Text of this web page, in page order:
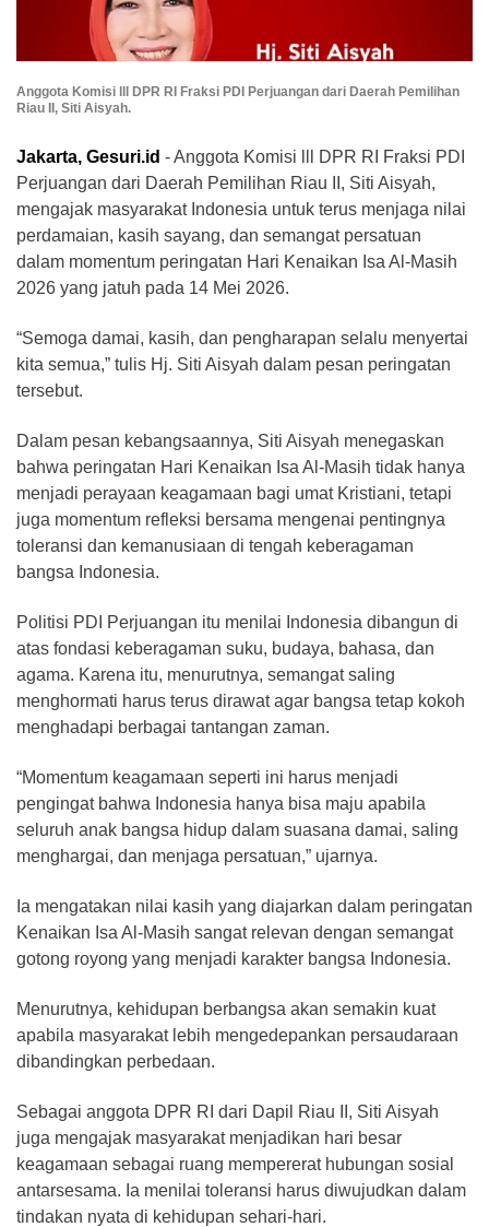
Anggota Komisi lll DPR RI Fraksi PDI Perjuangan dari Daerah Pemilihan
Riau II, Siti Aisyah.
Jakarta, Gesuri.id - Anggota Komisi lll DPR RI Fraksi PDI
Perjuangan dari Daerah Pemilihan Riau II, Siti Aisyah,
mengajak masyarakat Indonesia untuk terus menjaga nilai
perdamaian, kasih sayang, dan semangat persatuan
dalam momentum peringatan Hari Kenaikan Isa Al-Masih
2026 yang jatuh pada 14 Mei 2026.
“Semoga damai, kasih, dan pengharapan selalu menyertai
kita semua,” tulis Hj. Siti Aisyah dalam pesan peringatan
tersebut.
Dalam pesan kebangsaannya, Siti Aisyah menegaskan
bahwa peringatan Hari Kenaikan Isa Al-Masih tidak hanya
menjadi perayaan keagamaan bagi umat Kristiani, tetapi
juga momentum refleksi bersama mengenai pentingnya
toleransi dan kemanusiaan di tengah keberagaman
bangsa Indonesia.
Politisi PDI Perjuangan itu menilai Indonesia dibangun di
atas fondasi keberagaman suku, budaya, bahasa, dan
agama. Karena itu, menurutnya, semangat saling
menghormati harus terus dirawat agar bangsa tetap kokoh
menghadapi berbagai tantangan zaman.
“Momentum keagamaan seperti ini harus menjadi
pengingat bahwa Indonesia hanya bisa maju apabila
seluruh anak bangsa hidup dalam suasana damai, saling
menghargai, dan menjaga persatuan,” ujarnya.
Ia mengatakan nilai kasih yang diajarkan dalam peringatan
Kenaikan Isa Al-Masih sangat relevan dengan semangat
gotong royong yang menjadi karakter bangsa Indonesia.
Menurutnya, kehidupan berbangsa akan semakin kuat
apabila masyarakat lebih mengedepankan persaudaraan
dibandingkan perbedaan.
Sebagai anggota DPR RI dari Dapil Riau II, Siti Aisyah
juga mengajak masyarakat menjadikan hari besar
keagamaan sebagai ruang mempererat hubungan sosial
antarsesama. Ia menilai toleransi harus diwujudkan dalam
tindakan nyata di kehidupan sehari-hari.